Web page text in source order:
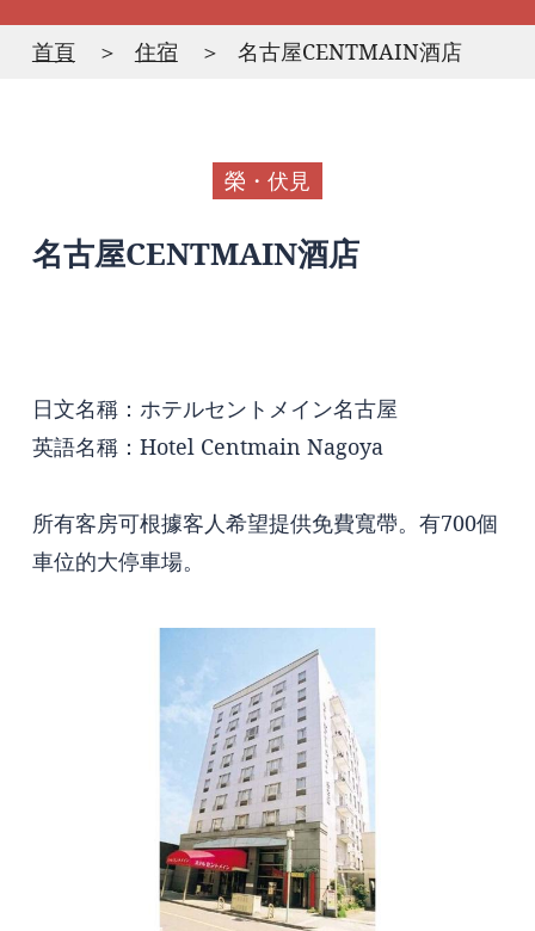
首頁 住宿 名古屋CENTMAIN酒店
榮・伏見
名古屋CENTMAIN酒店
日文名稱：ホテルセントメイン名古屋
英語名稱：Hotel Centmain Nagoya
所有客房可根據客人希望提供免費寬帶。有700個
車位的大停車場。